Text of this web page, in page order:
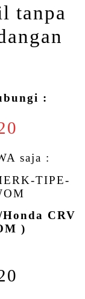
tanpa
:
saja :
TIPE-
CRV
)